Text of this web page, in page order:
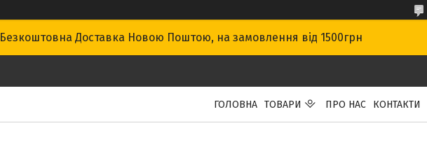
Безкоштовна Доставка Новою Поштою, на замовлення від 1500грн
ГОЛОВНА ТОВАРИ ПРО НАС КОНТАКТИ